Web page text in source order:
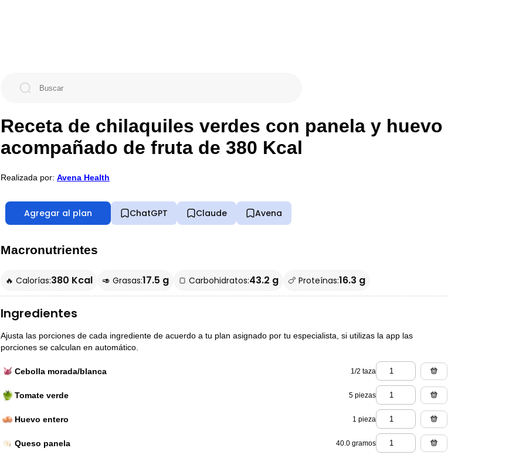
Receta de chilaquiles verdes con panela y huevo
acompañado de fruta de 380 Kcal
Realizada por: Avena Health
Agregar al plan ChatGPT Claude Avena
Macronutrientes
🔥 Calorías:380 Kcal 🥑 Grasas:17.5 g 🍞 Carbohidratos:43.2 g 🍗 Proteínas:16.3 g
Ingredientes
Ajusta las porciones de cada ingrediente de acuerdo a tu plan asignado por tu especialista, si utilizas la app las
porciones se calculan en automático.
Cebolla morada/blanca 1/2 taza
Tomate verde 5 piezas
Huevo entero 1 pieza
Queso panela 40.0 gramos